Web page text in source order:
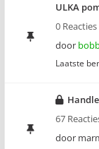
ULKA
0
door
Laatste
67
door